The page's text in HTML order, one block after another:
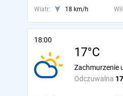
Wiatr:
18 km/h
18:00
17°C
Odczuwalna
Zachmurzenie